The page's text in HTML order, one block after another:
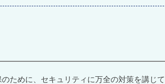
ために、セキュリティに万全の対策を講じて